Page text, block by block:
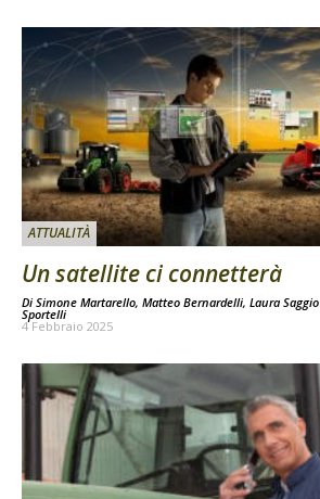
ATTUALITÀ
Un satellite ci connetterà
Di Simone Martarello, Matteo Bernardelli, Laura Saggio
Sportelli
4 Febbraio 2025